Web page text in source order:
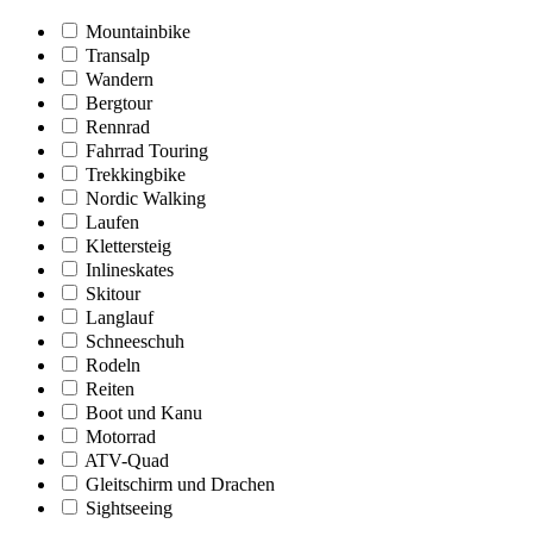
Mountainbike
Transalp
Wandern
Bergtour
Rennrad
Fahrrad Touring
Trekkingbike
Nordic Walking
Laufen
Klettersteig
Inlineskates
Skitour
Langlauf
Schneeschuh
Rodeln
Reiten
Boot und Kanu
Motorrad
ATV-Quad
Gleitschirm und Drachen
Sightseeing